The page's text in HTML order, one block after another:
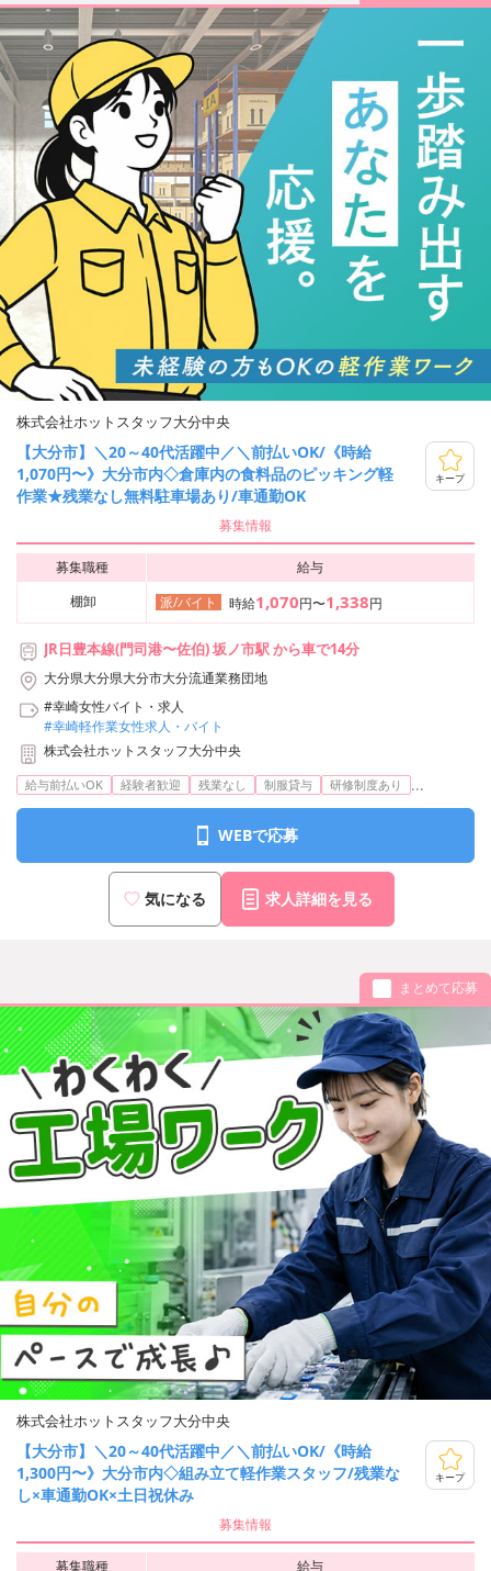
株式会社ホットスタッフ大分中央
【大分市】＼20～40代活躍中／＼前払いOK/《時給
1,070円〜》大分市内◇倉庫内の食料品のピッキング軽
作業★残業なし無料駐車場あり/車通勤OK
キープ
募集情報
募集職種
給与
棚卸
派/バイト 時給1,070円〜1,338円
JR日豊本線(門司港〜佐伯) 坂ノ市駅 から車で14分
大分県大分県大分市大分流通業務団地
#幸崎女性バイト・求人
#幸崎軽作業女性求人・バイト
株式会社ホットスタッフ大分中央
給与前払いOK 経験者歓迎 残業なし 制服貸与 研修制度あり ...
WEBで応募
気になる 求人詳細を見る
まとめて応募
株式会社ホットスタッフ大分中央
【大分市】＼20～40代活躍中／＼前払いOK/《時給
1,300円〜》大分市内◇組み立て軽作業スタッフ/残業な
し×車通勤OK×土日祝休み
キープ
募集情報
募集職種 給与